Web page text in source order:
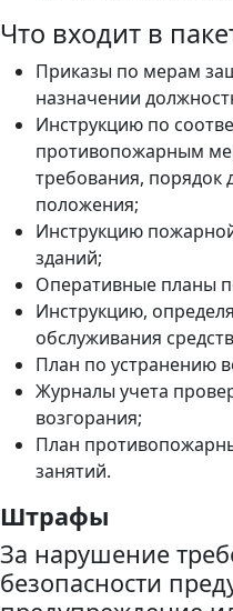
Что входит в
Приказы по мерам
назначении
Инструкцию по
противопожарным
требования, порядок
положения;
Инструкцию
зданий;
Оперативные планы
Инструкцию,
обслуживания
План по устранению
Журналы учета
возгорания;
План
занятий.
Штрафы
За нарушение
безопасности